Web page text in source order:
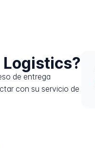
Logistics?
de entrega
con su servicio de